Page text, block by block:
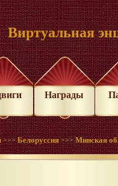
Виртуальная
Награды
>>>Белоруссия >>>Минская